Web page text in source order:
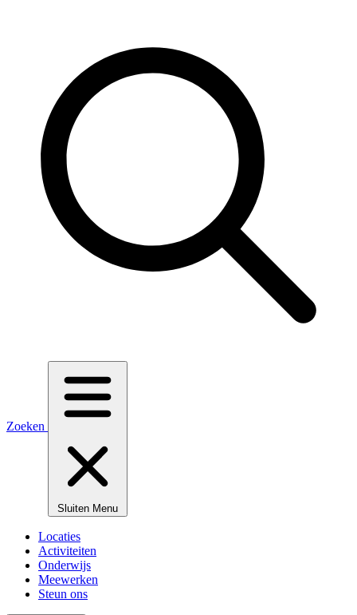
Zoeken
Sluiten Menu
Locaties
Activiteiten
Onderwijs
Meewerken
Steun ons